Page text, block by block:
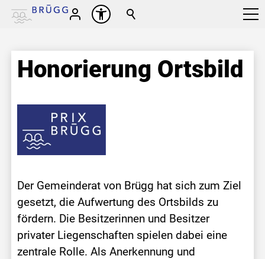
Honorierung Ortsbild
Der Gemeinderat von Brügg hat sich zum Ziel
gesetzt, die Aufwertung des Ortsbilds zu
fördern. Die Besitzerinnen und Besitzer
privater Liegenschaften spielen dabei eine
zentrale Rolle. Als Anerkennung und